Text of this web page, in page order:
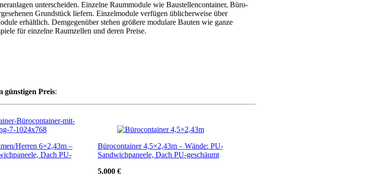
unterscheiden. Einzelne Raummodule wie Baustellencontainer, Büro-
Grundstück liefern. Einzelmodule verfügen üblicherweise über
erhältlich. Demgegenüber stehen größere modulare Bauten wie ganze
für einzelne Raumzellen und deren Preise.
günstigen Preis:
Herren 6×2,43m –
Dach PU-
Bürocontainer 4,5×2,43m – Wände: PU-
Sandwichpaneele, Dach PU-geschäumt
5.000 €